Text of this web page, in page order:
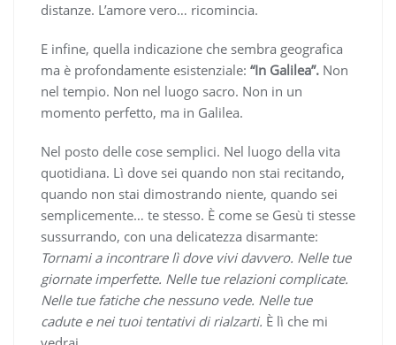
distanze. L’amore vero… ricomincia.
E infine, quella indicazione che sembra geografica
ma è profondamente esistenziale: “In Galilea”. Non
nel tempio. Non nel luogo sacro. Non in un
momento perfetto, ma in Galilea.
Nel posto delle cose semplici. Nel luogo della vita
quotidiana. Lì dove sei quando non stai recitando,
quando non stai dimostrando niente, quando sei
semplicemente… te stesso. È come se Gesù ti stesse
sussurrando, con una delicatezza disarmante:
Tornami a incontrare lì dove vivi davvero. Nelle tue
giornate imperfette. Nelle tue relazioni complicate.
Nelle tue fatiche che nessuno vede. Nelle tue
cadute e nei tuoi tentativi di rialzarti. È lì che mi